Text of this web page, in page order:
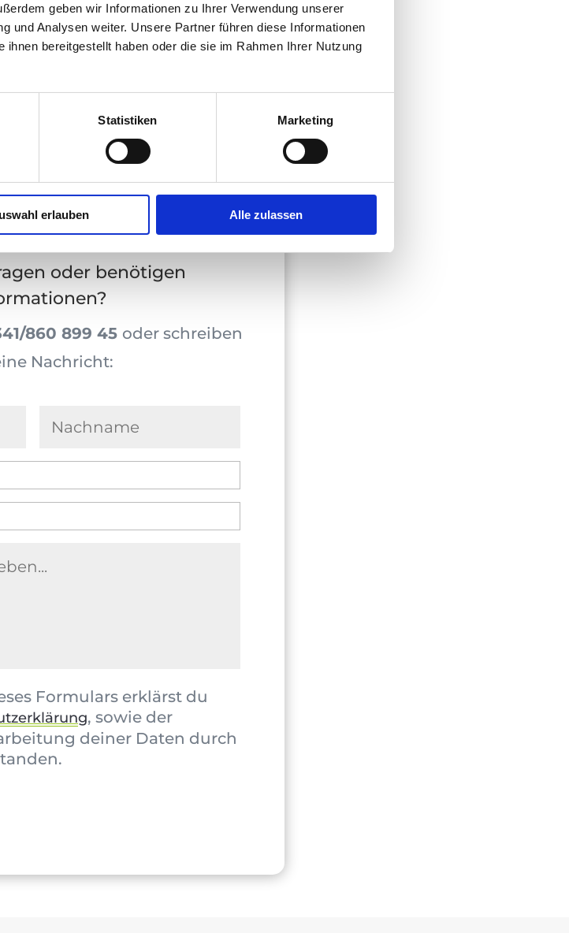
geben wir Informationen zu Ihrer Verwendung unserer
und Analysen weiter. Unsere Partner führen diese Informationen
bereitgestellt haben oder die sie im Rahmen Ihrer Nutzung
Statistiken Marketing
erlauben Alle zulassen
und zur Vergütung der
Sie
oder benötigen
860 899 45 oder schreiben
Nachricht:
Formulars erklärst du
, sowie der
deiner Daten durch